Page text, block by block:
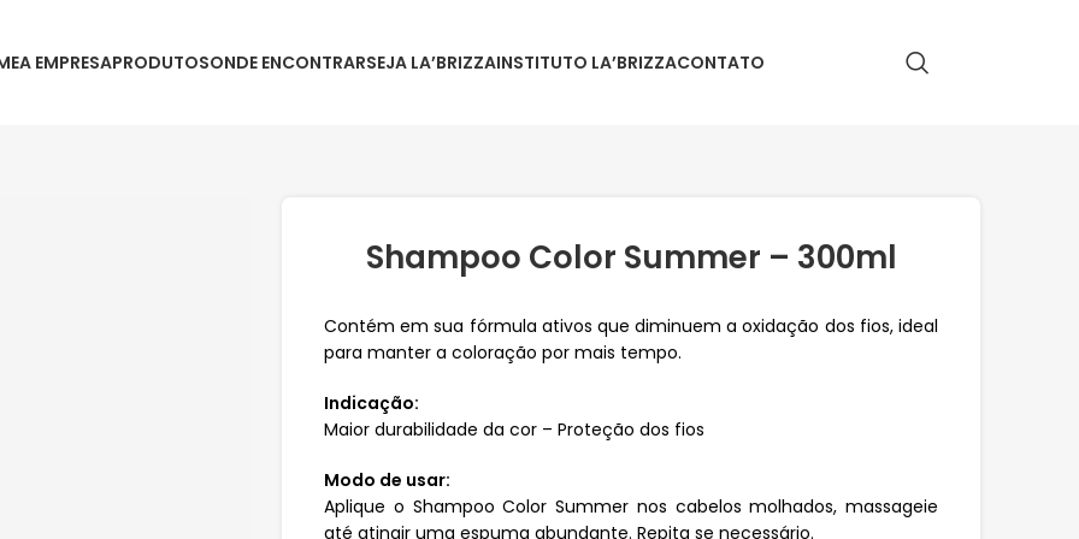
A EMPRESAPRODUTOSONDE ENCONTRARSEJA LA’BRIZZAINSTITUTO LA’BRIZZACONTATO
Shampoo Color Summer – 300ml
Contém em sua fórmula ativos que diminuem a oxidação dos fios, ideal
para manter a coloração por mais tempo.
Indicação:
Maior durabilidade da cor – Proteção dos fios
Modo de usar:
Aplique o Shampoo Color Summer nos cabelos molhados, massageie
até atingir uma espuma abundante. Repita se necessário.